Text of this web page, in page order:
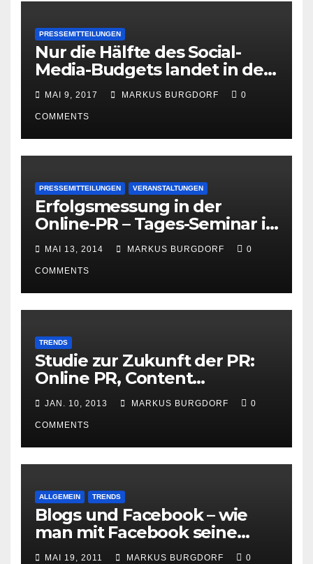
PRESSEMITTEILUNGEN
Nur die Hälfte des Social-
Media-Budgets landet in der
PRMAI 9, 2017 MARKUS BURGDORF 0
COMMENTS
PRESSEMITTEILUNGEN VERANSTALTUNGEN
Erfolgsmessung in der
Online-PR – Tages-Seminar in
Hamburg am 23. Juni 2014
MAI 13, 2014 MARKUS BURGDORF 0
COMMENTS
TRENDS
Studie zur Zukunft der PR:
Online PR, Content
Marketing und Social Media
gewinnen
JAN. 10, 2013 MARKUS BURGDORF 0
COMMENTS
ALLGEMEIN TRENDS
Blogs und Facebook – wie
man mit Facebook seine
Besucher effektiv reduzieren
MAI 19, 2011 MARKUS BURGDORF 0